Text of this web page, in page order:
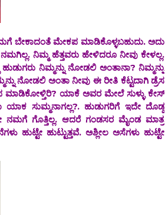
ಮೇಕಪ ಮಾಡಿಕೊಳ್ಳಬಹುದು. ಅದು
ನಿಮ್ಮ ಹೆತ್ತವರು ಹೇಳಿದರೂ ನೀವು ಕೇಳಲ್ಲ.
ನಿಮ್ಮನ್ನು ನೋಡಲಿ ಅಂತಾನಾ? ನಿಮ್ಮನ್ನು
ನೋಡಲಿ ಅಂತಾ ನೀವು ಈ ರೀತಿ ಕೆಟ್ಟದಾಗಿ ಡ್ರೆಸ
ಮಾಡಿಕೋಳ್ತಿರಿ? ಯಾಕೆ ಅವರ ಮೇಲೆ ಸುಳ್ಳು ಕೇಸ್
ಸುಮ್ಮನಾಗಲ್ಲ?. ಹುಡುಗರಿಗೆ ಇದೇ ದೊಡ್ಡ
ನಮಗೆ ಗೊತ್ತಿಲ್ಲ. ಆದರೆ ಗಂಡಸರ ಮೈಂಡ ಮಾತ್ರ
ಹುಟ್ಟೇ ಹುಟ್ಟುತ್ತವೆ. ಅಶ್ಲೀಲ ಅಸೆಗಳು ಹುಟ್ಟೇ